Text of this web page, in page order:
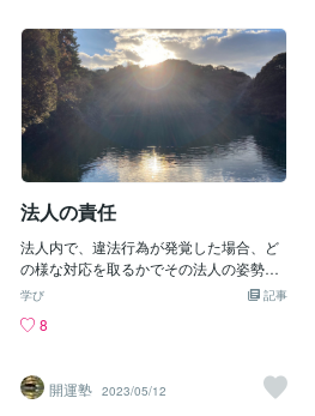
距離で上を目指したい誤解の無いように
お伝えすると私の「最短距離」は「誠実
に誠意を持って何事にも、誰にでも向き
合う事」なのです。これは、自分の経験
値から学んだ絶対的な考えですズルをす
るとか物事と向き合わないとか心無いこ
とをするとかこの人にはこのくらいで、
この人にはこれでいいやとかそんな不誠
実な事をすると目指したいゴールから遠
ざかることを本業を通して学んできまし
た伝わるんですよね誠実でないことっ
て。この考えと今の自分を照らし合わせ
ると今の自分は何か間違っているかもし
までのアレコレを無かったことにしたく
り直そうかなって周りが過剰に気になっ
たりランキングを維持することに執着し
法人の責任
法人内で、違法行為が発覚した場合、ど
の様な対応を取るかでその法人の姿勢で
はなく、管理職教育の内容が分かりま
い前提で事業を行っていると思います違
く、スタッフの判断ミスや正しい解釈を
行うことが出来なった等の理由で違法行
記事
学び
8
開運塾 2023/05/12